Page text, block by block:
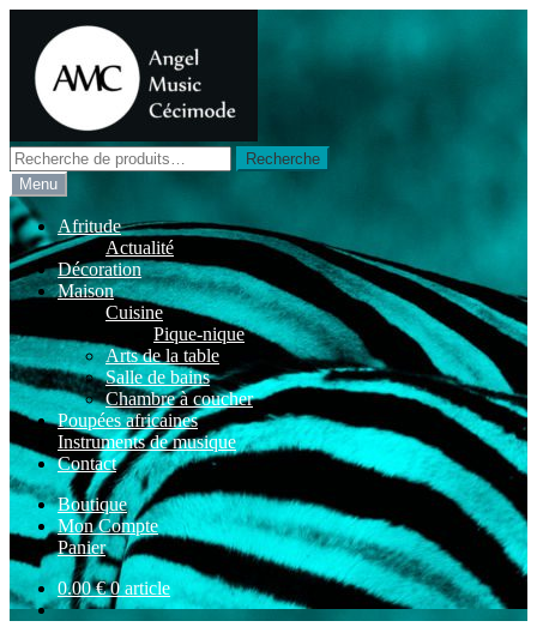
navigation
contenu
Recherche
pour :
Recherche
Menu
Afritude
Actualité
Décoration
Maison
Cuisine
Pique-nique
Arts de la table
Salle de bains
Chambre à coucher
Poupées africaines
Instruments de musique
Contact
Boutique
Mon Compte
Panier
0.00€ 0 article